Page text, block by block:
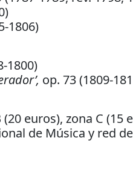
1806)
1800)
op. 73 (1809-
euros), zona C (15
de Música y red de